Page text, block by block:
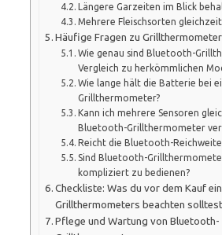
Längere Garzeiten im Blick
Mehrere Fleischsorten
Häufige Fragen zu
Wie genau sind Bluetooth-
Vergleich zu herkömmlichen
Wie lange hält die Batterie bei
Grillthermometer?
Kann ich mehrere Sensoren
Bluetooth-Grillthermometer
Reicht die Bluetooth-Reichweite
Sind Bluetooth-
kompliziert zu bedienen?
Checkliste: Was du vor dem Kauf
Grillthermometers beachten solltest
Pflege und Wartung von Bluetooth-